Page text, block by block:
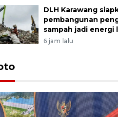
DLH Karawang
pembangunan
sampah jadi energi
6 jam lalu